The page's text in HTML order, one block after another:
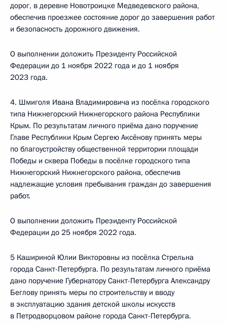
дорог, в деревне Новотроицке Медведевского района,
обеспечив проезжее состояние дорог до завершения работ
и безопасность дорожного движения.
О выполнении доложить Президенту Российской
Федерации до 1 ноября 2022 года и до 1 ноября
2023 года.
4. Шмиголя Ивана Владимировича из посёлка городского
типа Нижнегорский Нижнегорского района Республики
Крым. По результатам личного приёма дано поручение
Главе Республики Крым Сергею Аксёнову принять меры
по благоустройству общественной территории площади
Победы и сквера Победы в посёлке городского типа
Нижнегорский Нижнегорского района, обеспечив
надлежащие условия пребывания граждан до завершения
работ.
О выполнении доложить Президенту Российской
Федерации до 25 ноября 2022 года.
5 Кашириной Юлии Викторовны из посёлка Стрельна
города Санкт-Петербурга. По результатам личного приёма
дано поручение Губернатору Санкт-Петербурга Александру
Беглову принять меры по строительству и вводу
в эксплуатацию здания детской школы искусств
в Петродворцовом районе города Санкт-Петербурга.